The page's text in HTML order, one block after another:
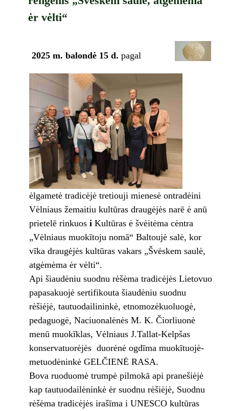
ėr vėlti“
2025 m. balondė 15 d. pagal
ėlgametė tradicėjė tretiouji mienesė ontradėini
Vėlniaus žemaitiu kultūras draugėjės narē ė anū
prietelē rinkuos i Kultūras ė švėitėma cėntra
„Vėlniaus muokītoju nomā“ Baltoujė salė, kor
vīka draugėjės kultūras vakars „Švėskem saulė,
atgėmėma ėr vėlti“.
Api šiaudėniu suodnu rėšėma tradicėjės Lietovuo
papasakuojė sertifikouta šiaudėniu suodnu
rėšiėjė, tautuodailininkė, etnomozėkuoluogė,
pedaguogė, Naciuonalėnės M. K. Čiorliuonė
menū muokīklas, Vėlniaus J.Tallat-Kelpšas
konservatuorėjės duorėnė ogdīma muokītuojė-
metuodėninkė GELČIENĖ RASA.
Bova ruoduomė trumpė pilmokā api pranešiėjė
kap tautuodailėninkė ėr suodnu rėšiėjė, Suodnu
rėšėma tradicėjės irašīma i UNESCO kultūras